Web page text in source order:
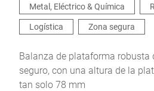
Por la presente confirmo que acepto
procesar esta solicitud Se puede
Declaración de protección de datos
Anti-Robot Verification
Metal, Eléctrico & Química
Logística
Zona segura
Balanza de plataforma
seguro, con una altura de la
tan solo 78 mm